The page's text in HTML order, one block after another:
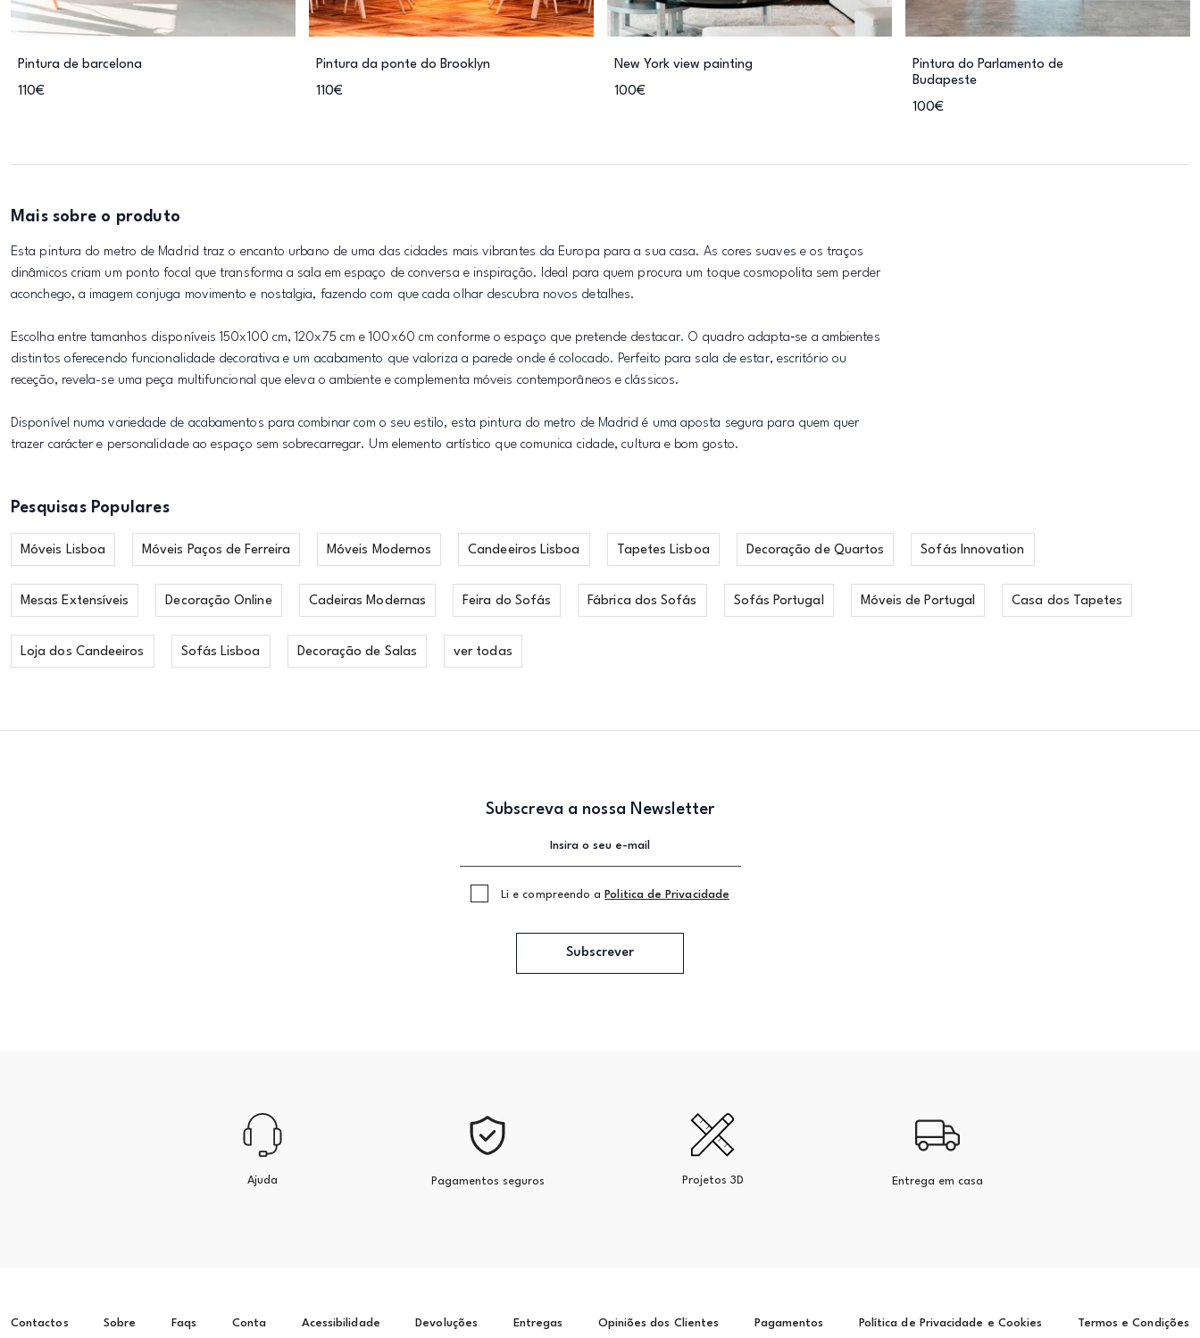
Pintura de barcelona
110€
Pintura da ponte do Brooklyn
110€
New York view painting
100€
Pintura do Parlamento de
Budapeste
100€
Mais sobre o produto
Esta pintura do metro de Madrid traz o encanto urbano de uma das cidades mais vibrantes da Europa para a sua casa. As cores suaves e os traços
dinâmicos criam um ponto focal que transforma a sala em espaço de conversa e inspiração. Ideal para quem procura um toque cosmopolita sem perder
aconchego, a imagem conjuga movimento e nostalgia, fazendo com que cada olhar descubra novos detalhes.
Escolha entre tamanhos disponíveis 150x100 cm, 120x75 cm e 100x60 cm conforme o espaço que pretende destacar. O quadro adapta‑se a ambientes
distintos oferecendo funcionalidade decorativa e um acabamento que valoriza a parede onde é colocado. Perfeito para sala de estar, escritório ou
receção, revela-se uma peça multifuncional que eleva o ambiente e complementa móveis contemporâneos e clássicos.
Disponível numa variedade de acabamentos para combinar com o seu estilo, esta pintura do metro de Madrid é uma aposta segura para quem quer
trazer carácter e personalidade ao espaço sem sobrecarregar. Um elemento artístico que comunica cidade, cultura e bom gosto.
Pesquisas Populares
Móveis Lisboa Móveis Paços de Ferreira Móveis Modernos Candeeiros Lisboa Tapetes Lisboa Decoração de Quartos Sofás Innovation
Mesas Extensíveis Decoração Online Cadeiras Modernas Feira do Sofás Fábrica dos Sofás Sofás Portugal Móveis de Portugal Casa dos Tapetes
Loja dos Candeeiros Sofás Lisboa Decoração de Salas ver todas
Subscreva a nossa Newsletter
Li e compreendo a Politica de Privacidade
Subscrever
Ajuda Pagamentos seguros Projetos 3D Entrega em casa
Contactos Sobre Faqs Conta Acessibilidade Devoluções Entregas Opiniões dos Clientes Pagamentos Política de Privacidade e Cookies Termos e Condições